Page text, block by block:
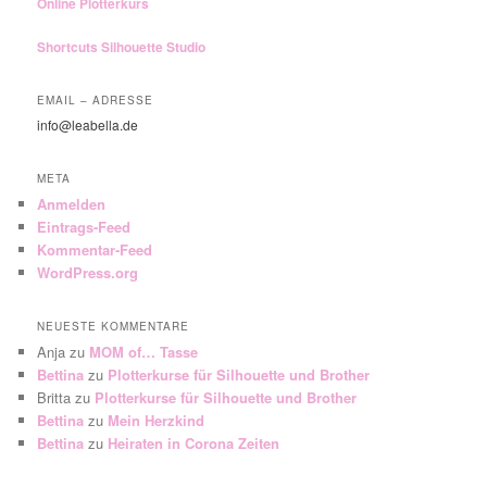
Shortcuts Silhouette Studio
EMAIL – ADRESSE
info@leabella.de
META
Anmelden
Eintrags-Feed
Kommentar-Feed
WordPress.org
NEUESTE KOMMENTARE
Anja zu MOM of… Tasse
Bettina zu Plotterkurse für Silhouette und Brother
Britta zu Plotterkurse für Silhouette und Brother
Bettina zu Mein Herzkind
Bettina zu Heiraten in Corona Zeiten